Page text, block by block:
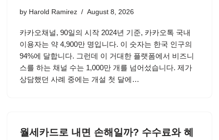
by Harold Ramirez August 8, 2026
카카오채널, 90일의 시작 2024년 기준, 카카오톡 국내
이용자는 약 4,900만 명입니다. 이 숫자는 한국 인구의
94%에 달합니다. 그런데 이 거대한 플랫폼에서 비즈니
스를 하는 채널 수는 1,000만 개를 넘어섰습니다. 제가
상담했던 사례 중에는 개설 첫 달에…
월세카드로 내면 손해일까? 수수료와 혜